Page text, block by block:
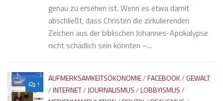
genau zu ersehen ist. Wenn es etwa damit
abschließt, dass Christen die zirkulierenden
Zeichen aus der biblischen Johannes-Apokalypse
nicht schädlich sein könnten –...
1
AUFMERKSAMKEITSÖKONOMIE/FACEBOOK/GEWALT
/INTERNET/ JOURNALISMUS/LOBBYISMUS/